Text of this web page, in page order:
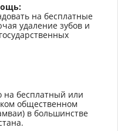
на бесплатные
удаление зубов и
бесплатный или
общественном
в большинстве